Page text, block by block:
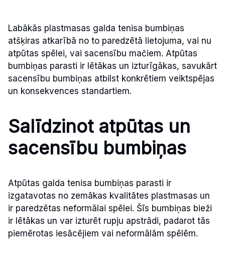
Labākās plastmasas galda tenisa bumbiņas
atšķiras atkarībā no to paredzētā lietojuma, vai nu
atpūtas spēlei, vai sacensību mačiem. Atpūtas
bumbiņas parasti ir lētākas un izturīgākas, savukārt
sacensību bumbiņas atbilst konkrētiem veiktspējas
un konsekvences standartiem.
Salīdzinot atpūtas un
sacensību bumbiņas
Atpūtas galda tenisa bumbiņas parasti ir
izgatavotas no zemākas kvalitātes plastmasas un
ir paredzētas neformālai spēlei. Šīs bumbiņas bieži
ir lētākas un var izturēt rupju apstrādi, padarot tās
piemērotas iesācējiem vai neformālām spēlēm.